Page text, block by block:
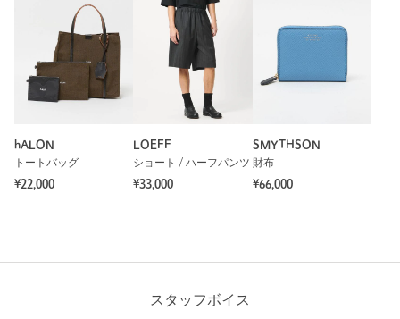
hALON
トートバッグ
¥22,000
LOEFF
ショート / ハーフパンツ
¥33,000
SMYTHSON
財布
¥66,000
スタッフボイス